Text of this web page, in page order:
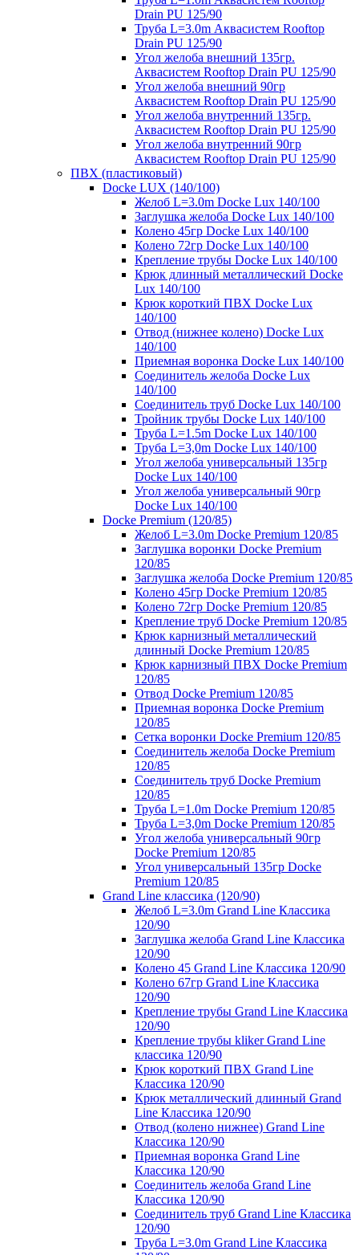
Drain PU 125/90
Труба L=3.0m Аквасистем Rooftop
Drain PU 125/90
Угол желоба внешний 135гр.
Аквасистем Rooftop Drain PU 125/90
Угол желоба внешний 90гр
Аквасистем Rooftop Drain PU 125/90
Угол желоба внутренний 135гр.
Аквасистем Rooftop Drain PU 125/90
Угол желоба внутренний 90гр
Аквасистем Rooftop Drain PU 125/90
ПВХ (пластиковый)
Docke LUX (140/100)
Желоб L=3.0m Docke Lux 140/100
Заглушка желоба Docke Lux 140/100
Колено 45гр Docke Lux 140/100
Колено 72гр Docke Lux 140/100
Крепление трубы Docke Lux 140/100
Крюк длинный металлический Docke
Lux 140/100
Крюк короткий ПВХ Docke Lux
140/100
Отвод (нижнее колено) Docke Lux
140/100
Приемная воронка Docke Lux 140/100
Соединитель желоба Docke Lux
140/100
Соединитель труб Docke Lux 140/100
Тройник трубы Docke Lux 140/100
Труба L=1.5m Docke Lux 140/100
Труба L=3,0m Docke Lux 140/100
Угол желоба универсальный 135гр
Docke Lux 140/100
Угол желоба универсальный 90гр
Docke Lux 140/100
Docke Premium (120/85)
Желоб L=3.0m Docke Premium 120/85
Заглушка воронки Docke Premium
120/85
Заглушка желоба Docke Premium 120/85
Колено 45гр Docke Premium 120/85
Колено 72гр Docke Premium 120/85
Крепление труб Docke Premium 120/85
Крюк карнизный металлический
длинный Docke Premium 120/85
Крюк карнизный ПВХ Docke Premium
120/85
Отвод Docke Premium 120/85
Приемная воронка Docke Premium
120/85
Сетка воронки Docke Premium 120/85
Соединитель желоба Docke Premium
120/85
Соединитель труб Docke Premium
120/85
Труба L=1.0m Docke Premium 120/85
Труба L=3,0m Docke Premium 120/85
Угол желоба универсальный 90гр
Docke Premium 120/85
Угол универсальный 135гр Docke
Premium 120/85
Grand Line классика (120/90)
Желоб L=3.0m Grand Line Классика
120/90
Заглушка желоба Grand Line Классика
120/90
Колено 45 Grand Line Классика 120/90
Колено 67гр Grand Line Классика
120/90
Крепление трубы Grand Line Классика
120/90
Крепление трубы kliker Grand Line
классика 120/90
Крюк короткий ПВХ Grand Line
Классика 120/90
Крюк металлический длинный Grand
Line Классика 120/90
Отвод (колено нижнее) Grand Line
Классика 120/90
Приемная воронка Grand Line
Классика 120/90
Соединитель желоба Grand Line
Классика 120/90
Соединитель труб Grand Line Классика
120/90
Труба L=3.0m Grand Line Классика